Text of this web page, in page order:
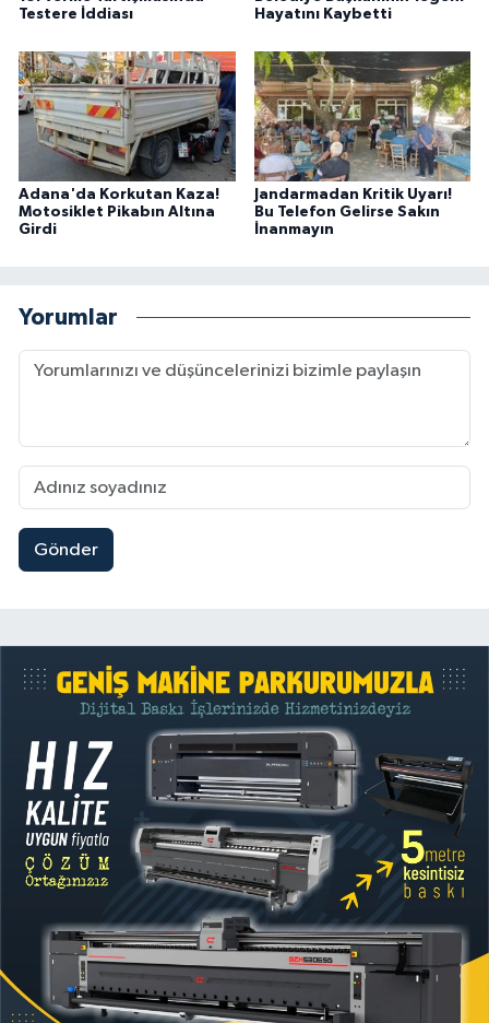
Testere İddiası
Hayatını Kaybetti
Adana'da Korkutan Kaza!
Motosiklet Pikabın Altına
Girdi
Jandarmadan Kritik Uyarı!
Bu Telefon Gelirse Sakın
İnanmayın
Yorumlar
Gönder